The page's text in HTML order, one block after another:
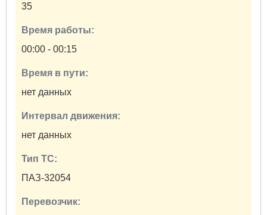
35
Время работы:
00:00 - 00:15
Время в пути:
нет данных
Интервал движения:
нет данных
Тип ТС:
ПАЗ-32054
Перевозчик: